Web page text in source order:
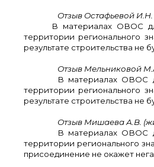
Отзыв Остафьевой И.Н.
В материалах ОВОС
территории регионального
результате строительства не
Отзыв Мельниковой
В материалах ОВОС
территории регионального
результате строительства не
Отзыв Мишаева А.В.
В материалах ОВОС
территории регионального
присоединение не окажет